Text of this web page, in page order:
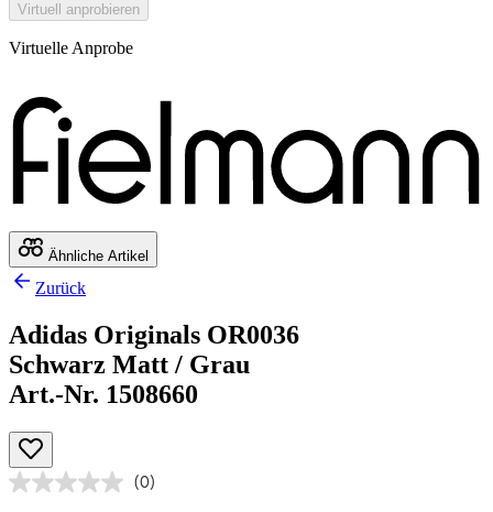
Virtuell anprobieren
Virtuelle Anprobe
Ähnliche Artikel
Zurück
Adidas Originals OR0036
Schwarz Matt / Grau
Art.-Nr. 1508660
(0)